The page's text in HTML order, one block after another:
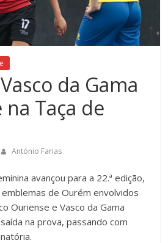
da Gama
Taça de
António Farias
avançou para a 22.ª edição,
de Ourém envolvidos
Ouriense e Vasco da Gama
na prova, passando com